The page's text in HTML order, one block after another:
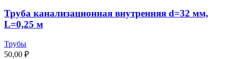
Труба канализационная внутренняя d=32 мм,
L=0,25 м
Трубы
50,00 ₽